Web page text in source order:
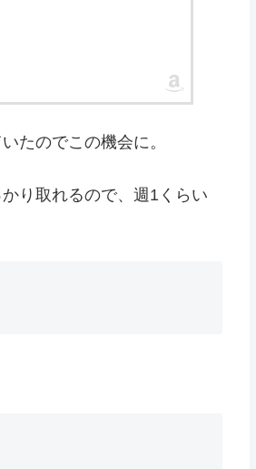
たのでこの機会に。
り取れるので、週1くらい